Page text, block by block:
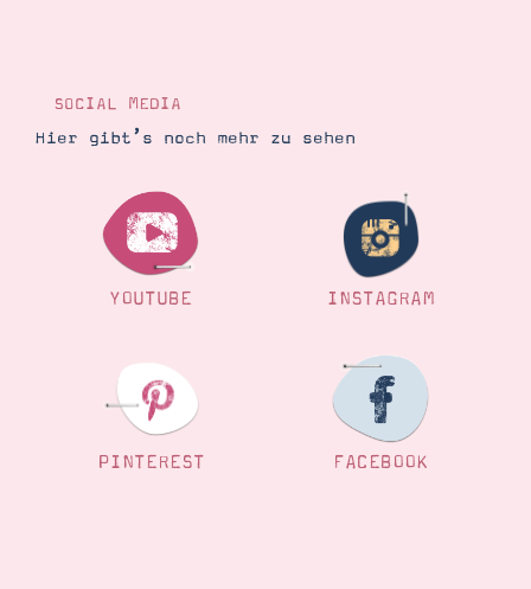
SOCIAL MEDIA
Hier gibt’s noch mehr zu sehen
YOUTUBE INSTAGRAM
PINTEREST FACEBOOK